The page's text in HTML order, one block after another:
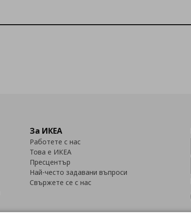
За ИКЕА
Работете с нас
Това е ИКЕА
Пресцентър
Най-често задавани въпроси
Свържете се с нас